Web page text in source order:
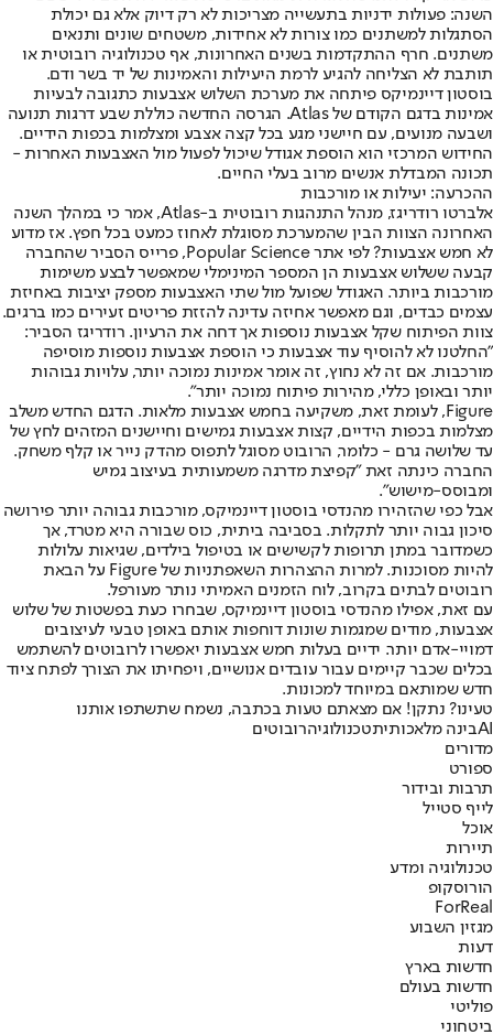
השנה: פעולות ידניות בתעשייה מצריכות לא רק דיוק אלא גם יכולת
הסתגלות למשתנים כמו צורות לא אחידות, משטחים שונים ותנאים
משתנים. חרף ההתקדמות בשנים האחרונות, אף טכנולוגיה רובוטית או
תותבת לא הצליחה להגיע לרמת היעילות והאמינות של יד בשר ודם.
בוסטון דיינמיקס פיתחה את מערכת השלוש אצבעות כתגובה לבעיות
אמינות בדגם הקודם של Atlas. הגרסה החדשה כוללת שבע דרגות תנועה
ושבעה מנועים, עם חיישני מגע בכל קצה אצבע ומצלמות בכפות הידיים.
החידוש המרכזי הוא הוספת אגודל שיכול לפעול מול האצבעות האחרות -
תכונה המבדלת אנשים מרוב בעלי החיים.
ההכרעה: יעילות או מורכבות
אלברטו רודריגז, מנהל התנהגות רובוטית ב-Atlas, אמר כי במהלך השנה
האחרונה הצוות הבין שהמערכת מסוגלת לאחוז כמעט בכל חפץ. אז מדוע
לא חמש אצבעות? לפי אתר Popular Science, פרייס הסביר שהחברה
קבעה ששלוש אצבעות הן המספר המינימלי שמאפשר לבצע משימות
מורכבות ביותר. האגודל שפועל מול שתי האצבעות מספק יציבות באחיזת
עצמים כבדים, וגם מאפשר אחיזה עדינה להזזת פריטים זעירים כמו ברגים.
צוות הפיתוח שקל אצבעות נוספות אך דחה את הרעיון. רודריגז הסביר:
"החלטנו לא להוסיף עוד אצבעות כי הוספת אצבעות נוספות מוסיפה
מורכבות. אם זה לא נחוץ, זה אומר אמינות נמוכה יותר, עלויות גבוהות
יותר ובאופן כללי, מהירות פיתוח נמוכה יותר".
Figure, לעומת זאת, משקיעה בחמש אצבעות מלאות. הדגם החדש משלב
מצלמות בכפות הידיים, קצות אצבעות גמישים וחיישנים המזהים לחץ של
עד שלושה גרם - כלומר, הרובוט מסוגל לתפוס מהדק נייר או קלף משחק.
החברה כינתה זאת "קפיצת מדרגה משמעותית בעיצוב גמיש
ומבוסס-מישוש".
אבל כפי שהזהירו מהנדסי בוסטון דיינמיקס, מורכבות גבוהה יותר פירושה
סיכון גבוה יותר לתקלות. בסביבה ביתית, כוס שבורה היא מטרד, אך
כשמדובר במתן תרופות לקשישים או בטיפול בילדים, שגיאות עלולות
להיות מסוכנות. למרות ההצהרות השאפתניות של Figure על הבאת
רובוטים לבתים בקרוב, לוח הזמנים האמיתי נותר מעורפל.
עם זאת, אפילו מהנדסי בוסטון דיינמיקס, שבחרו כעת בפשטות של שלוש
אצבעות, מודים שמגמות שונות דוחפות אותם באופן טבעי לעיצובים
דמויי-אדם יותר. ידיים בעלות חמש אצבעות יאפשרו לרובוטים להשתמש
בכלים שכבר קיימים עבור עובדים אנושיים, ויפחיתו את הצורך לפתח ציוד
חדש שמותאם במיוחד למכונות.
טעינו? נתקן! אם מצאתם טעות בכתבה, נשמח שתשתפו אותנו
AIבינה מלאכותיתטכנולוגיהרובוטים
מדורים
ספורט
תרבות ובידור
לייף סטייל
אוכל
תיירות
טכנולוגיה ומדע
הורוסקופ
ForReal
מגזין השבוע
דעות
חדשות בארץ
חדשות בעולם
פוליטי
ביטחוני